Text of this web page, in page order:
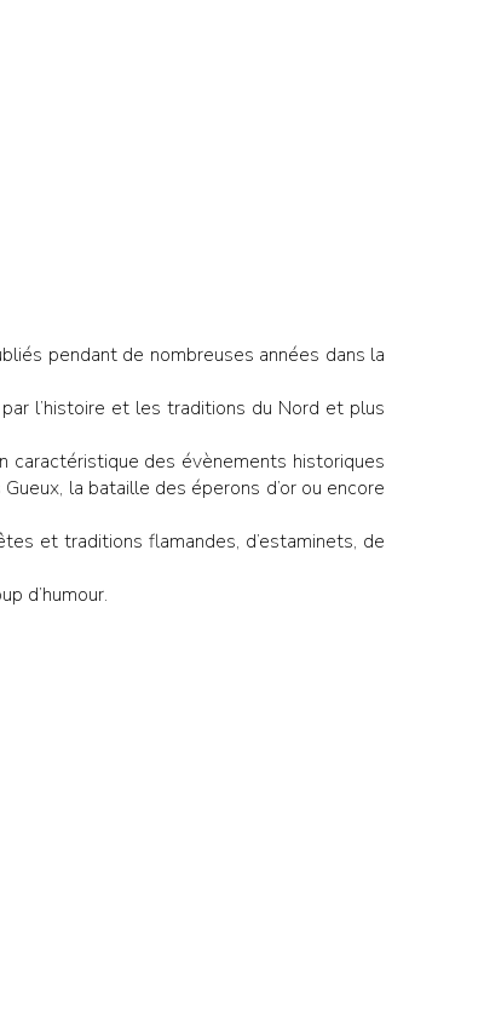
pendant de nombreuses années dans la
l’histoire et les traditions du Nord et plus
caractéristique des évènements historiques
la bataille des éperons d’or ou encore
et traditions flamandes, d’estaminets, de
d’humour.